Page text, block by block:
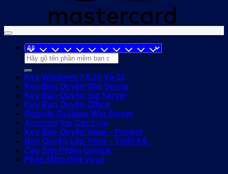
Tìm
kiếm:
Key Windows 7,8,10 Và 11
Key Bản Quyền Win Server
Key Bản Quyền Sql Server
Key Bản Quyền Office
Remote Desktop Win Server
Account Vip Các Loại
Key Bản Quyền Visio – Project
Bản Quyền Lập Trình – Thiết Kế.
Các Sản Phẩm Google
Phần Mềm Diệt Virus